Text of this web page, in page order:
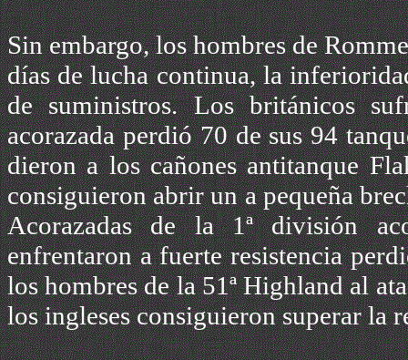
Sin embargo, los hombres de
días de lucha continua, la
de suministros. Los británicos
acorazada perdió 70 de sus 94
dieron a los cañones antitanque
consiguieron abrir un a pequeña
Acorazadas de la 1ª división
enfrentaron a fuerte resistencia
los hombres de la 51ª Highland al
los ingleses consiguieron superar la